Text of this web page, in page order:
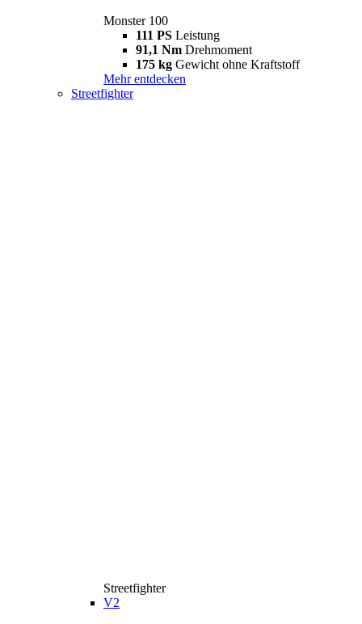
Monster 100
111 PS Leistung
91,1 Nm Drehmoment
175 kg Gewicht ohne Kraftstoff
Mehr entdecken
Streetfighter
Streetfighter
V2